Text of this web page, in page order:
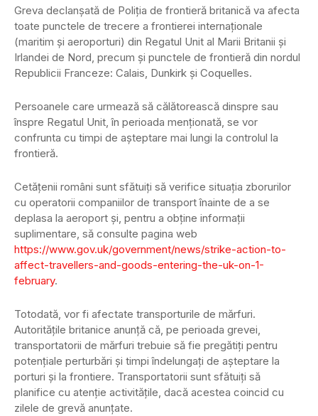
Greva declanșată de Poliţia de frontieră britanică va afecta
toate punctele de trecere a frontierei internaţionale
(maritim şi aeroporturi) din Regatul Unit al Marii Britanii şi
Irlandei de Nord, precum şi punctele de frontieră din nordul
Republicii Franceze: Calais, Dunkirk şi Coquelles.
Persoanele care urmează să călătorească dinspre sau
înspre Regatul Unit, în perioada menţionată, se vor
confrunta cu timpi de aşteptare mai lungi la controlul la
frontieră.
Cetăţenii români sunt sfătuiţi să verifice situaţia zborurilor
cu operatorii companiilor de transport înainte de a se
deplasa la aeroport şi, pentru a obţine informaţii
suplimentare, să consulte pagina web
https://www.gov.uk/government/news/strike-action-to-
affect-travellers-and-goods-entering-the-uk-on-1-
february.
Totodată, vor fi afectate transporturile de mărfuri.
Autorităţile britanice anunţă că, pe perioada grevei,
transportatorii de mărfuri trebuie să fie pregătiţi pentru
potenţiale perturbări şi timpi îndelungaţi de aşteptare la
porturi şi la frontiere. Transportatorii sunt sfătuiţi să
planifice cu atenţie activităţile, dacă acestea coincid cu
zilele de grevă anunţate.